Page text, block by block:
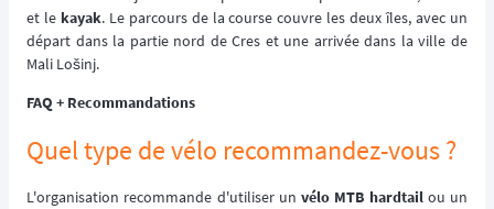
et le kayak. Le parcours de la course couvre les deux îles, avec un
départ dans la partie nord de Cres et une arrivée dans la ville de
Mali Lošinj.
FAQ + Recommandations
Quel type de vélo recommandez-vous ?
L'organisation recommande d'utiliser un vélo MTB hardtailou un